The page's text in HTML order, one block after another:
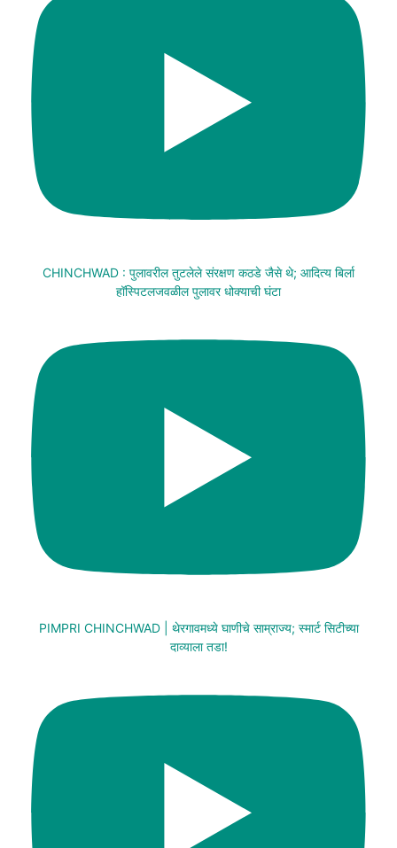
CHINCHWAD : पुलावरील तुटलेले संरक्षण कठडे जैसे थे; आदित्य बिर्ला
हॉस्पिटलजवळील पुलावर धोक्याची घंटा
PIMPRI CHINCHWAD | थेरगावमध्ये घाणीचे साम्राज्य; स्मार्ट सिटीच्या
दाव्याला तडा!